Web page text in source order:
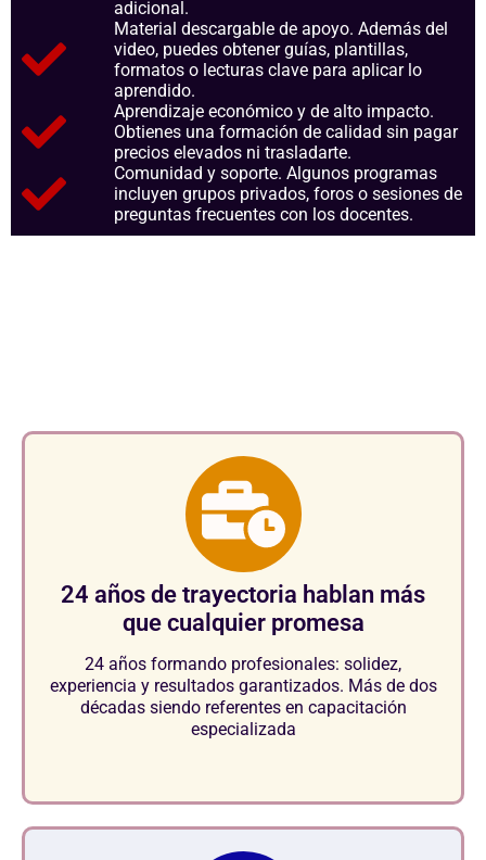
adicional.
Material descargable de apoyo. Además del
video, puedes obtener guías, plantillas,
formatos o lecturas clave para aplicar lo
aprendido.
Aprendizaje económico y de alto impacto.
Obtienes una formación de calidad sin pagar
precios elevados ni trasladarte.
Comunidad y soporte. Algunos programas
incluyen grupos privados, foros o sesiones de
preguntas frecuentes con los docentes.
24 años de trayectoria hablan más
que cualquier promesa
24 años formando profesionales: solidez,
experiencia y resultados garantizados. Más de dos
décadas siendo referentes en capacitación
especializada